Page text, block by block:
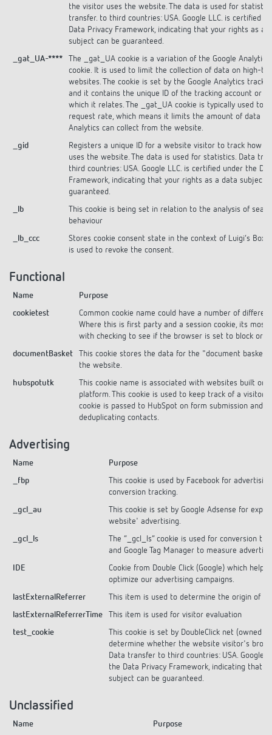
the visitor uses the website. The data is used for
transfer. to third countries: USA. Google LLC. is certified
Data Privacy Framework, indicating that your rights as a
subject can be guaranteed.
_gat_UA-****
The _gat_UA cookie is a variation of the Google
cookie. It is used to limit the collection of data on high-
websites. The cookie is set by the Google Analytics
and it contains the unique ID of the tracking account or
which it relates. The _gat_UA cookie is typically used to
request rate, which means it limits the amount of data
Analytics can collect from the website.
_gid
Registers a unique ID for a website visitor to track how
uses the website. The data is used for statistics. Data
third countries: USA. Google LLC. is certified under the
Framework, indicating that your rights as a data subject
guaranteed.
_lb
This cookie is being set in relation to the analysis of
behaviour
_lb_ccc
Stores cookie consent state in the context of Luigi’s Box
is used to revoke the consent.
Functional
Name Purpose
cookietest
Common cookie name could have a number of
Where this is first party and a session cookie, its most
with checking to see if the browser is set to block or
documentBasket
This cookie stores the data for the "document basket"
the website.
hubspotutk
This cookie name is associated with websites built on
platform. This cookie is used to keep track of a visitor's
cookie is passed to HubSpot on form submission and
deduplicating contacts.
Advertising
Name Purpose
_fbp
This cookie is used by Facebook for
conversion tracking.
_gcl_au
This cookie is set by Google Adsense for
website' advertising.
_gcl_ls
The “_gcl_ls” cookie is used for conversion
and Google Tag Manager to measure
IDE
Cookie from Double Click (Google) which
optimize our advertising campaigns.
lastExternalReferrer This item is used to determine the origin of
lastExternalReferrerTime This item is used for visitor evaluation
test_cookie
This cookie is set by DoubleClick net (owned
determine whether the website visitor's
Data transfer to third countries: USA. Google
the Data Privacy Framework, indicating that
subject can be guaranteed.
Unclassified
Name Purpose